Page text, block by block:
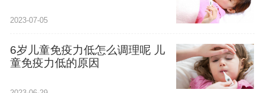
2023-07-05
6岁儿童免疫力低怎么调理呢 儿
童免疫力低的原因